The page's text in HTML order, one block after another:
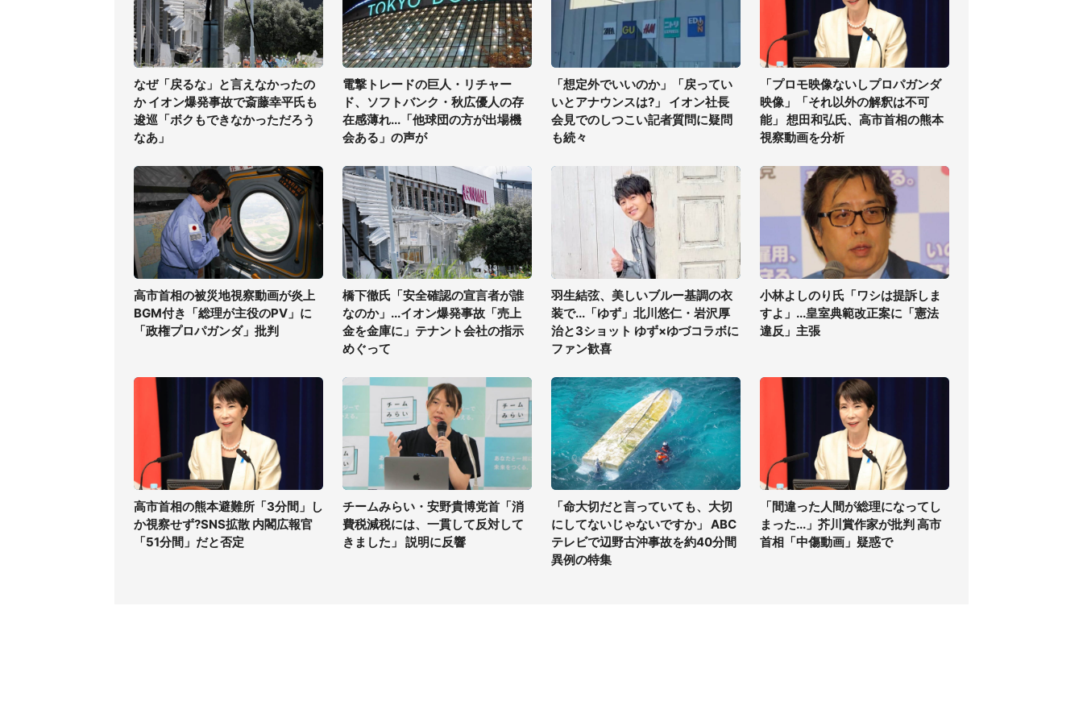
なぜ「戻るな」と言えなかったの
か イオン爆発事故で斎藤幸平氏も
逡巡「ボクもできなかっただろう
なあ」
電撃トレードの巨人・リチャー
ド、ソフトバンク・秋広優人の存
在感薄れ...「他球団の方が出場機
会ある」の声が
「想定外でいいのか」「戻ってい
いとアナウンスは?」 イオン社長
会見でのしつこい記者質問に疑問
も続々
「プロモ映像ないしプロパガンダ
映像」「それ以外の解釈は不可
能」 想田和弘氏、高市首相の熊本
視察動画を分析
高市首相の被災地視察動画が炎上
BGM付き「総理が主役のPV」に
「政権プロパガンダ」批判
橋下徹氏「安全確認の宣言者が誰
なのか」...イオン爆発事故「売上
金を金庫に」テナント会社の指示
めぐって
羽生結弦、美しいブルー基調の衣
装で...「ゆず」北川悠仁・岩沢厚
治と3ショット ゆず×ゆづコラボに
ファン歓喜
小林よしのり氏「ワシは提訴しま
すよ」...皇室典範改正案に「憲法
違反」主張
高市首相の熊本避難所「3分間」し
か視察せず?SNS拡散 内閣広報官
「51分間」だと否定
チームみらい・安野貴博党首「消
費税減税には、一貫して反対して
きました」 説明に反響
「命大切だと言っていても、大切
にしてないじゃないですか」 ABC
テレビで辺野古沖事故を約40分間
異例の特集
「間違った人間が総理になってし
まった...」芥川賞作家が批判 高市
首相「中傷動画」疑惑で